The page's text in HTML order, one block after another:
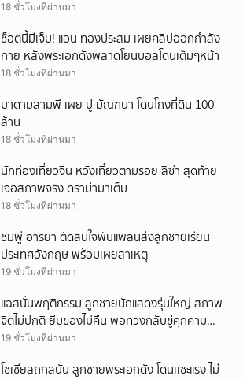
18 ชั่วโมงที่ผ่านมา
ช็อตนี้มีเจ็บ! แอน ทองประสม เผยคลิปออกกำลัง
กาย หลังพระเอกดังพลาดโยนบอลโดนเต็มๆหน้า
18 ชั่วโมงที่ผ่านมา
มาดามสามพี เผย ปู มัณฑนา โดนโกงที่ดิน 100
ล้าน
18 ชั่วโมงที่ผ่านมา
นักท่องเที่ยวจีน หวังเที่ยวตามรอย ลิซ่า สุดท้าย
เจอสภาพจริง ดราม่ามาเต็ม
18 ชั่วโมงที่ผ่านมา
ชมพู่ อารยา ตัดสินใจพับแพลนส่งลูกชายเรียน
ประเทศอังกฤษ พร้อมเผยสาเหตุ
19 ชั่วโมงที่ผ่านมา
แฉสนั่นพฤติกรรม ลูกชายนักแสดงรุ่นใหญ่ สภาพ
จิตไม่ปกติ ยืมของไม่คืน พอทวงกลับขู่คุกคาม
(ข่าวต่างประเทศ)
19 ชั่วโมงที่ผ่านมา
โซเชียลถกสนั่น ลูกชายพระเอกดัง โดนเเซะแรง ไม่